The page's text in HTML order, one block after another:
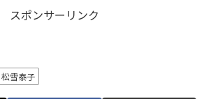
スポンサーリンク
松雪泰子